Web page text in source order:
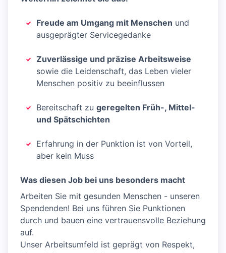
Freude am Umgang mit Menschen und
ausgeprägter Servicegedanke
Zuverlässige und präzise Arbeitsweise
sowie die Leidenschaft, das Leben vieler
Menschen positiv zu beeinflussen
Bereitschaft zu geregelten Früh-, Mittel-
und Spätschichten
Erfahrung in der Punktion ist von Vorteil,
aber kein Muss
Was diesen Job bei uns besonders macht
Arbeiten Sie mit gesunden Menschen - unseren
Spendenden! Bei uns führen Sie Punktionen
durch und bauen eine vertrauensvolle Beziehung
auf.
Unser Arbeitsumfeld ist geprägt von Respekt,